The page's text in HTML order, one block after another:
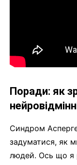
Поради: як
Синдром
задуматися, як
людей. Ось що я